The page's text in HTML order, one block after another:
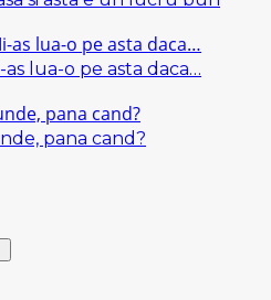
as lua-o pe asta daca…
pana cand?